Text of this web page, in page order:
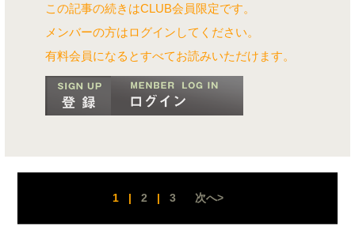
この記事の続きはCLUB会員限定です。
メンバーの方はログインしてください。
有料会員になるとすべてお読みいただけます。
1 | 2 | 3 次へ>